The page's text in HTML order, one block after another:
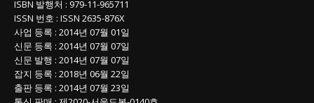
ISBN 발행처 : 979-11-965711
ISSN 번호 : ISSN 2635-876X
사업 등록 : 2014년 07월 01일
신문 등록 : 2014년 07월 07일
신문 발행 : 2014년 07월 07일
잡지 등록 : 2018년 06월 22일
출판 등록 : 2014년 07월 23일